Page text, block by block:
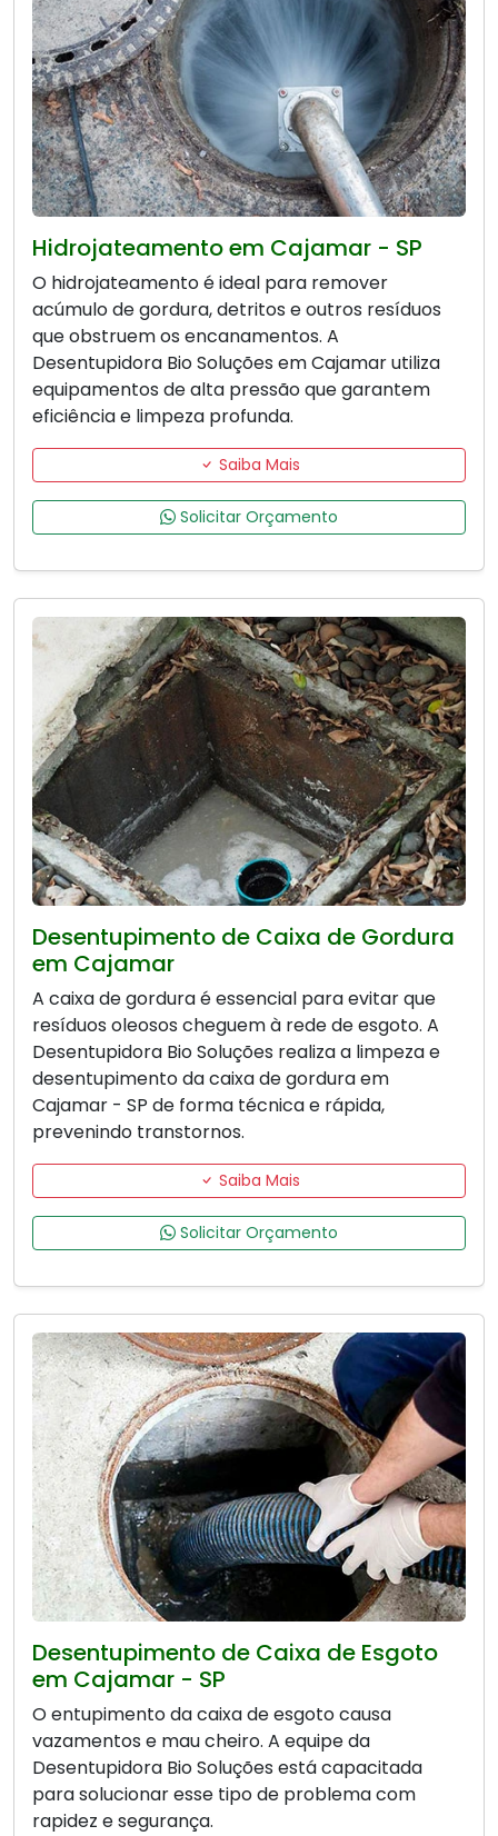
Hidrojateamento em Cajamar - SP
O hidrojateamento é ideal para remover
acúmulo de gordura, detritos e outros resíduos
que obstruem os encanamentos. A
Desentupidora Bio Soluções em Cajamar utiliza
equipamentos de alta pressão que garantem
eficiência e limpeza profunda.
Saiba Mais
Solicitar Orçamento
Desentupimento de Caixa de Gordura
em Cajamar
A caixa de gordura é essencial para evitar que
resíduos oleosos cheguem à rede de esgoto. A
Desentupidora Bio Soluções realiza a limpeza e
desentupimento da caixa de gordura em
Cajamar - SP de forma técnica e rápida,
prevenindo transtornos.
Saiba Mais
Solicitar Orçamento
Desentupimento de Caixa de Esgoto
em Cajamar - SP
O entupimento da caixa de esgoto causa
vazamentos e mau cheiro. A equipe da
Desentupidora Bio Soluções está capacitada
para solucionar esse tipo de problema com
rapidez e segurança.